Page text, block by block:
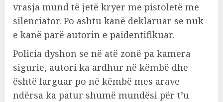
vrasja mund të jetë kryer me pistoletë me
silenciator. Po ashtu kanë deklaruar se nuk
e kanë parë autorin e paidentifikuar.
Policia dyshon se në atë zonë pa kamera
sigurie, autori ka ardhur në këmbë dhe
është larguar po në këmbë mes arave
ndërsa ka patur shumë mundësi për t’u